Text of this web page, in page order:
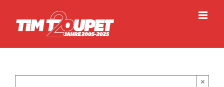
springen
×